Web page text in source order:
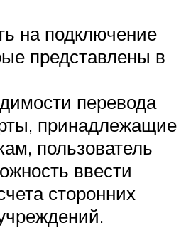
на подключение
представлены в
перевода
принадлежащие
пользователь
ввести
сторонних